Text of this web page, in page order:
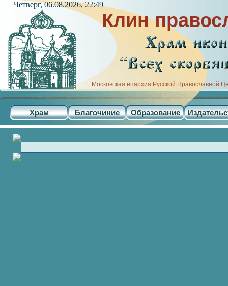
Клин
Московская епархия Русской Православной
Храм Благочиние Образование
| Четверг, 06.08.2026, 22:49